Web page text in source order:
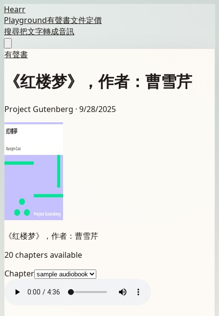
Hearr
Playground有聲書文件定價
搜尋把文字轉成音訊
有聲書
《红楼梦》，作者：曹雪芹
Project Gutenberg · 9/28/2025
《红楼梦》，作者：曹雪芹
20 chapters available
Chapter